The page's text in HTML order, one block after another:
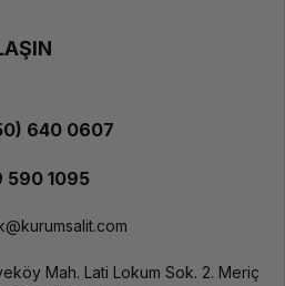
640 0607
590 1095
Mah. Lati Lokum Sok. 2. Meriç